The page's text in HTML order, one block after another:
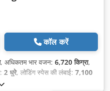
कॉल करें
, अधिकतम भार वजन: 6,720 किग्रा,
2 धुरे, लोडिंग स्पेस की लंबाई: 7,100